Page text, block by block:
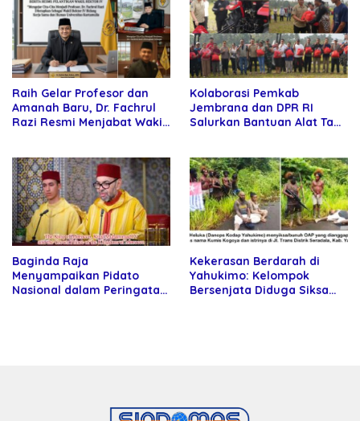
Raih Gelar Profesor dan
Amanah Baru, Dr. Fachrul
Razi Resmi Menjabat Wakil
Kolaborasi Pemkab
Jembrana dan DPR RI
Salurkan Bantuan Alat Tani
Baginda Raja
Menyampaikan Pidato
Nasional dalam Peringatan
Kekerasan Berdarah di
Yahukimo: Kelompok
Bersenjata Diduga Siksa